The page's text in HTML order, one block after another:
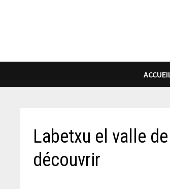
Labetxu el valle
découvrir